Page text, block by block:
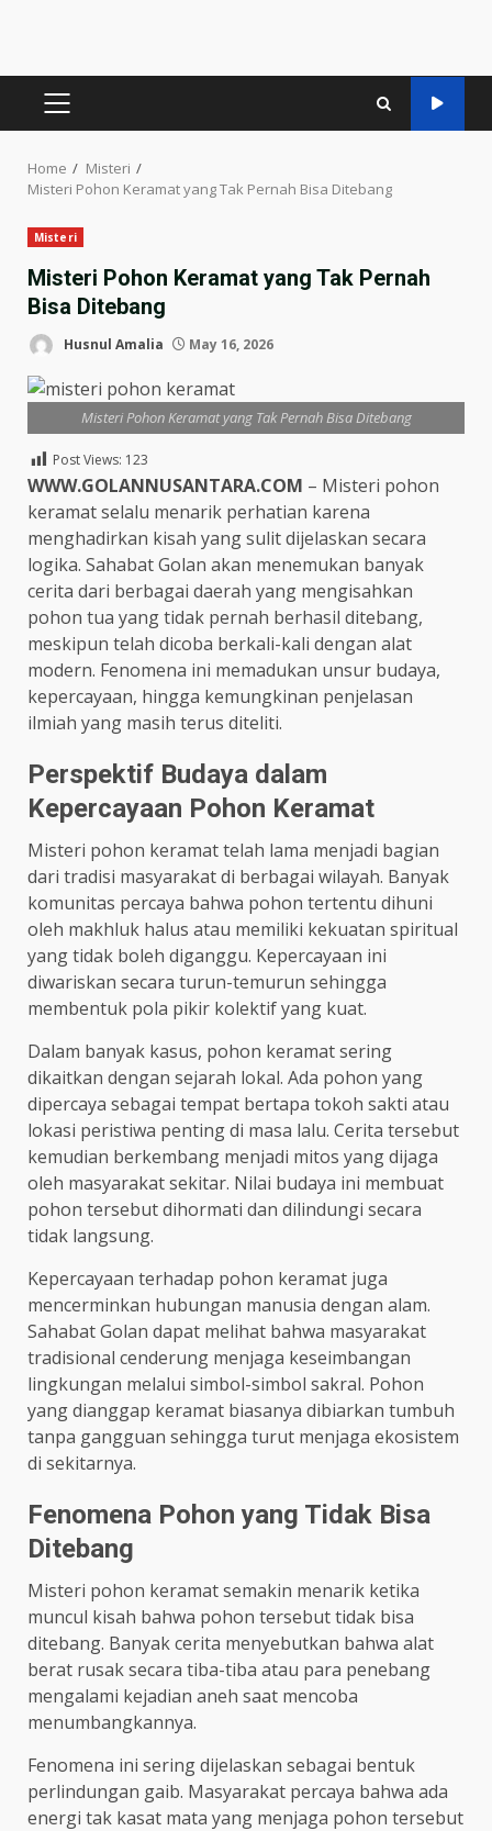
PRIMARY
Home
Misteri
Misteri Pohon Keramat yang Tak Pernah Bisa Ditebang
Misteri
Misteri Pohon Keramat yang Tak Pernah
Bisa Ditebang
Husnul Amalia May 16, 2026
Misteri Pohon Keramat yang Tak Pernah Bisa Ditebang
Post Views: 123
WWW.GOLANNUSANTARA.COM – Misteri pohon
keramat selalu menarik perhatian karena
menghadirkan kisah yang sulit dijelaskan secara
logika. Sahabat Golan akan menemukan banyak
cerita dari berbagai daerah yang mengisahkan
pohon tua yang tidak pernah berhasil ditebang,
meskipun telah dicoba berkali-kali dengan alat
modern. Fenomena ini memadukan unsur budaya,
kepercayaan, hingga kemungkinan penjelasan
ilmiah yang masih terus diteliti.
Perspektif Budaya dalam
Kepercayaan Pohon Keramat
Misteri pohon keramat telah lama menjadi bagian
dari tradisi masyarakat di berbagai wilayah. Banyak
komunitas percaya bahwa pohon tertentu dihuni
oleh makhluk halus atau memiliki kekuatan spiritual
yang tidak boleh diganggu. Kepercayaan ini
diwariskan secara turun-temurun sehingga
membentuk pola pikir kolektif yang kuat.
Dalam banyak kasus, pohon keramat sering
dikaitkan dengan sejarah lokal. Ada pohon yang
dipercaya sebagai tempat bertapa tokoh sakti atau
lokasi peristiwa penting di masa lalu. Cerita tersebut
kemudian berkembang menjadi mitos yang dijaga
oleh masyarakat sekitar. Nilai budaya ini membuat
pohon tersebut dihormati dan dilindungi secara
tidak langsung.
Kepercayaan terhadap pohon keramat juga
mencerminkan hubungan manusia dengan alam.
Sahabat Golan dapat melihat bahwa masyarakat
tradisional cenderung menjaga keseimbangan
lingkungan melalui simbol-simbol sakral. Pohon
yang dianggap keramat biasanya dibiarkan tumbuh
tanpa gangguan sehingga turut menjaga ekosistem
di sekitarnya.
Fenomena Pohon yang Tidak Bisa
Ditebang
Misteri pohon keramat semakin menarik ketika
muncul kisah bahwa pohon tersebut tidak bisa
ditebang. Banyak cerita menyebutkan bahwa alat
berat rusak secara tiba-tiba atau para penebang
mengalami kejadian aneh saat mencoba
menumbangkannya.
Fenomena ini sering dijelaskan sebagai bentuk
perlindungan gaib. Masyarakat percaya bahwa ada
energi tak kasat mata yang menjaga pohon tersebut